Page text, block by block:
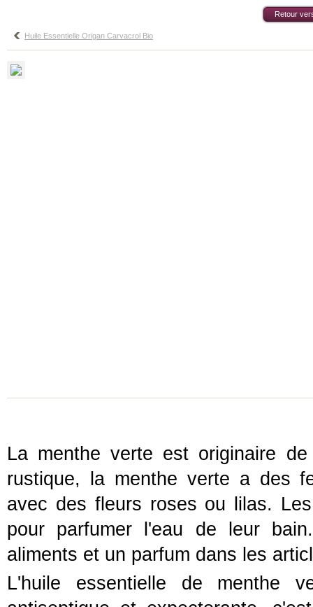
Retour
Huile Essentielle Origan Carvacrol Bio
La menthe verte est originaire
rustique, la menthe verte a des
avec des fleurs roses ou lilas.
pour parfumer l'eau de leur
aliments et un parfum dans les
L'huile essentielle de menthe